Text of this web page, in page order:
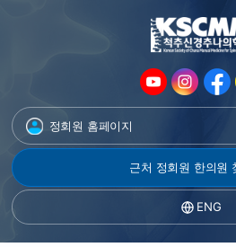
정회원 홈페이지
근처 정회원 한의원
ENG